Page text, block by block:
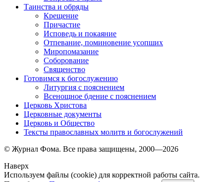
Таинства и обряды
Крещение
Причастие
Исповедь и покаяние
Отпевание, поминовение усопших
Миропомазание
Соборование
Священство
Готовимся к богослужению
Литургия с пояснением
Всенощное бдение с пояснением
Церковь Христова
Церковные документы
Церковь и Общество
Тексты православных молитв и богослужений
© Журнал Фома. Все права защищены, 2000—2026
Наверх
Используем файлы (cookie) для корректной работы сайта.